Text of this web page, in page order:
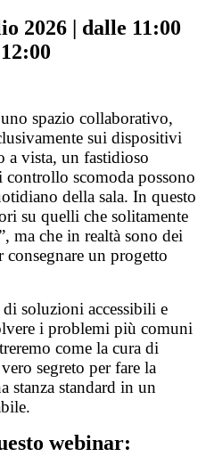
2026 | dalle 11:00
spazio collaborativo,
sui dispositivi
a vista, un fastidioso
scomoda possono
della sala. In questo
su quelli che solitamente
ma che in realtà sono dei
consegnare un progetto
soluzioni accessibili e
i problemi più comuni
come la cura di
segreto per fare la
stanza standard in un
webinar: